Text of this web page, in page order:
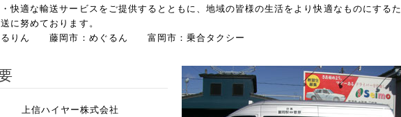
快適な輸送サービスをご提供するとともに、地域の皆様の生活をより快適なものにするた
に努めております。
るりん 藤岡市：めぐるん 富岡市：乗合タクシー
上信ハイヤー株式会社